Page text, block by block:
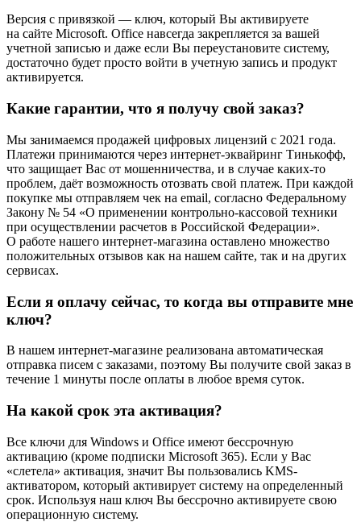
Версия с привязкой — ключ, который Вы активируете
на сайте Microsoft. Office навсегда закрепляется за вашей
учетной записью и даже если Вы переустановите систему,
достаточно будет просто войти в учетную запись и продукт
активируется.
Какие гарантии, что я получу свой заказ?
Мы занимаемся продажей цифровых лицензий с 2021 года.
Платежи принимаются через интернет-эквайринг Тинькофф,
что защищает Вас от мошенничества, и в случае каких-то
проблем, даёт возможность отозвать свой платеж. При каждой
покупке мы отправляем чек на email, согласно Федеральному
Закону № 54 «О применении контрольно-кассовой техники
при осуществлении расчетов в Российской Федерации».
О работе нашего интернет-магазина оставлено множество
положительных отзывов как на нашем сайте, так и на других
сервисах.
Если я оплачу сейчас, то когда вы отправите мне
ключ?
В нашем интернет-магазине реализована автоматическая
отправка писем с заказами, поэтому Вы получите свой заказ в
течение 1 минуты после оплаты в любое время суток.
На какой срок эта активация?
Все ключи для Windows и Office имеют бессрочную
активацию (кроме подписки Microsoft 365). Если у Вас
«слетела» активация, значит Вы пользовались KMS-
активатором, который активирует систему на определенный
срок. Используя наш ключ Вы бессрочно активируете свою
операционную систему.